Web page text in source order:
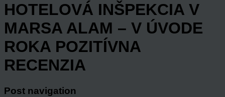
HOTELOVÁ INŠPEKCIA V
MARSA ALAM – V ÚVODE
ROKA POZITÍVNA
RECENZIA
Post navigation